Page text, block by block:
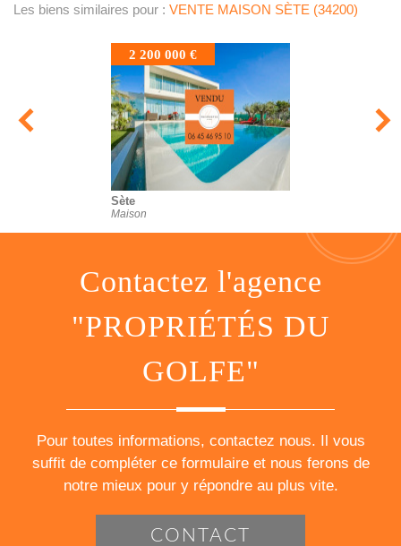
Les biens similaires pour : VENTE MAISON SÈTE (34200)
2 200 000 €
Sète
Maison
contactez l'agence
"PROPRIÉTÉS DU
GOLFE"
Pour toutes informations, contactez nous. Il vous
suffit de compléter ce formulaire et nous ferons de
notre mieux pour y répondre au plus vite.
CONTACT